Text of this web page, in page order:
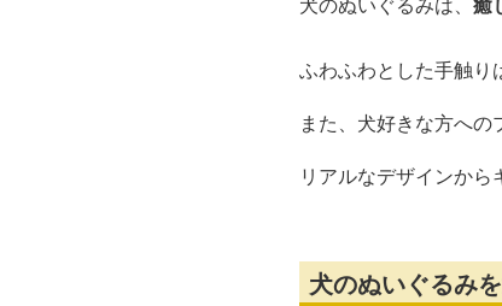
ふわふわとした手触り
また、犬好きな方への
リアルなデザインから
犬のぬいぐるみ